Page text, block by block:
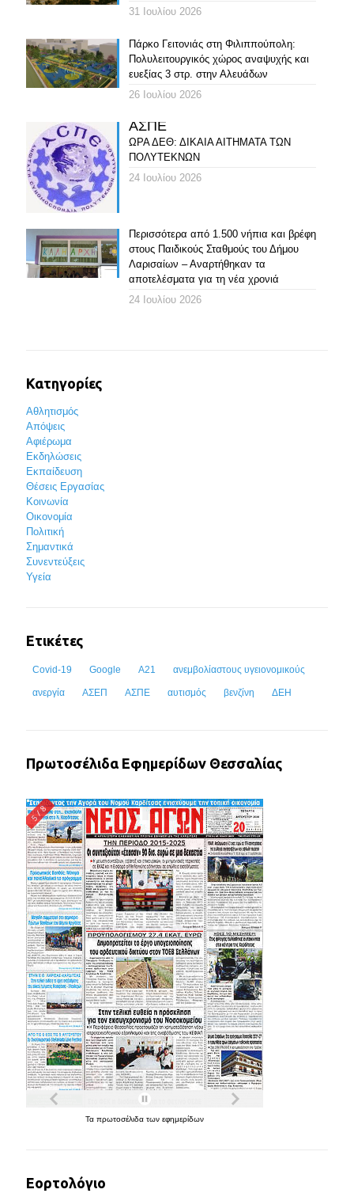
31 Ιουλίου 2026
Πάρκο Γειτονιάς στη Φιλιππούπολη:
Πολυλειτουργικός χώρος αναψυχής και
ευεξίας 3 στρ. στην Αλευάδων
26 Ιουλίου 2026
ΑΣΠΕ
ΩΡΑ ΔΕΘ: ΔΙΚΑΙΑ ΑΙΤΗΜΑΤΑ ΤΩΝ
ΠΟΛΥΤΕΚΝΩΝ
24 Ιουλίου 2026
Περισσότερα από 1.500 νήπια και βρέφη
στους Παιδικούς Σταθμούς του Δήμου
Λαρισαίων – Αναρτήθηκαν τα
αποτελέσματα για τη νέα χρονιά
24 Ιουλίου 2026
Κατηγορίες
Αθλητισμός
Απόψεις
Αφιέρωμα
Εκδηλώσεις
Εκπαίδευση
Θέσεις Εργασίας
Κοινωνία
Οικονομία
Πολιτική
Σημαντικά
Συνεντεύξεις
Υγεία
Ετικέτες
Covid-19 Google Α21 ανεμβολίαστους υγειονομικούς
ανεργία ΑΣΕΠ ΑΣΠΕ αυτισμός βενζίνη ΔΕΗ
Πρωτοσέλιδα Εφημερίδων Θεσσαλίας
Τα πρωτοσέλιδα των εφημερίδων
Εορτολόγιο